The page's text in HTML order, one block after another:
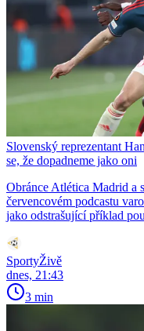
Slovenský reprezentant
se, že dopadneme jako oni
Obránce Atlética Madrid a
červencovém podcastu
jako odstrašující příklad
SportyŽivě
dnes, 21:43
3 min